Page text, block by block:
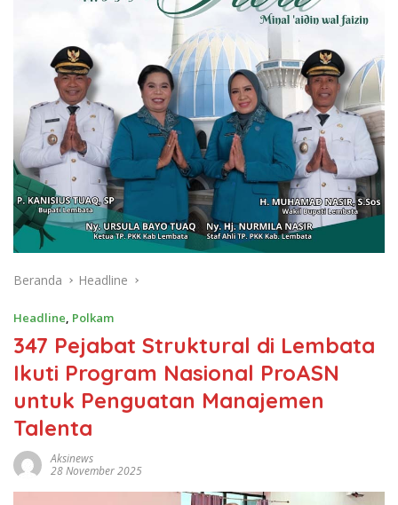
Beranda Headline
Headline, Polkam
347 Pejabat Struktural di Lembata
Ikuti Program Nasional ProASN
untuk Penguatan Manajemen
Talenta
Aksinews
28 November 2025